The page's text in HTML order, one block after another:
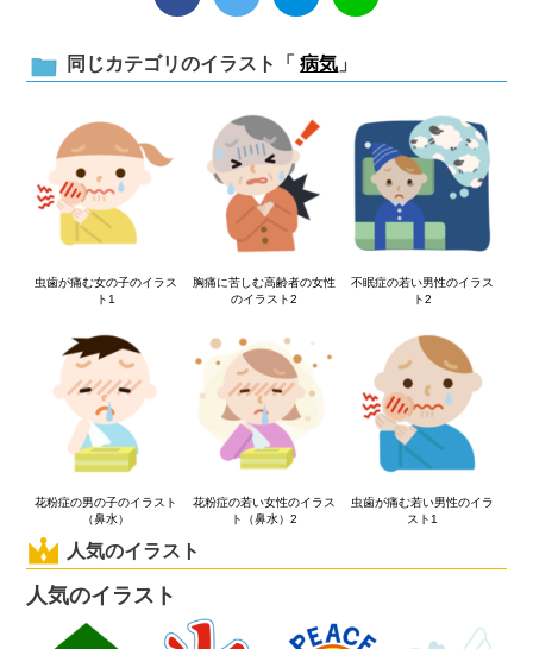
同じカテゴリのイラスト「 病気 」
虫歯が痛む女の子のイラス
ト1
胸痛に苦しむ高齢者の女性
のイラスト2
不眠症の若い男性のイラス
ト2
花粉症の男の子のイラスト
（鼻水）
花粉症の若い女性のイラス
ト（鼻水）2
虫歯が痛む若い男性のイラ
スト1
人気のイラスト
人気のイラスト